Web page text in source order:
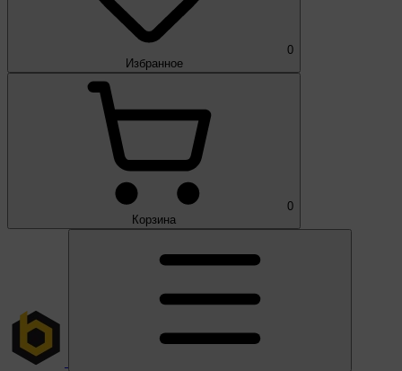
0
Избранное
0
Корзина